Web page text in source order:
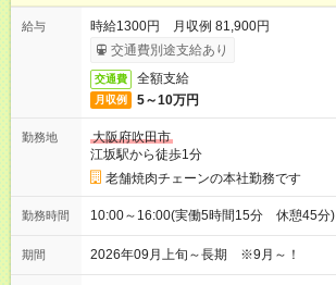
給与
時給1300円 月収例 81,900円
交通費別途支給あり
交通費 全額支給
月収例 5～10万円
勤務地
大阪府吹田市
江坂駅から徒歩1分
老舗焼肉チェーンの本社勤務です
勤務時間 10:00～16:00(実働5時間15分 休憩45分)
期間 2026年09月上旬～長期 ※9月～！